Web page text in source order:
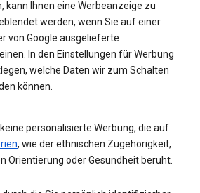
kann Ihnen eine Werbeanzeige zu
werden, wenn Sie auf einer
von Google ausgelieferte
In den Einstellungen für Werbung
welche Daten wir zum Schalten
können.
personalisierte Werbung, die auf
, wie der ethnischen Zugehörigkeit,
Orientierung oder Gesundheit beruht.